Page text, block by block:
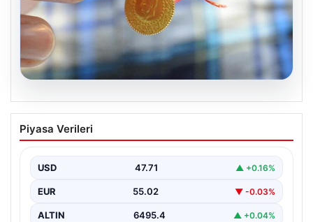
05.08.2026
Altın fiyatları canlı 8 Nisan 2026: Altın
fiyatları ne kadar oldu? Gram, çeyrek,
fiyatları
Piyasa Verileri
USD 47.71 ▲ +0.16%
EUR 55.02 ▼ -0.03%
ALTIN 6495.4 ▲ +0.04%